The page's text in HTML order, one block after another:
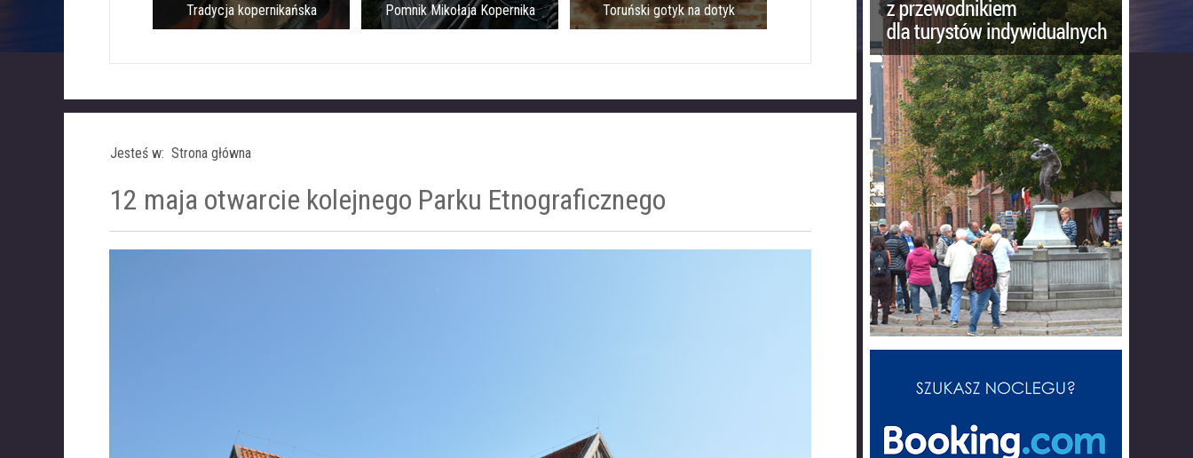
Tradycja kopernikańska Pomnik Mikołaja Kopernika Toruński gotyk na dotyk Ratusz Staromiejski Katedra Świętojańska
Jesteś w: Strona główna
12 maja otwarcie kolejnego Parku Etnograficznego